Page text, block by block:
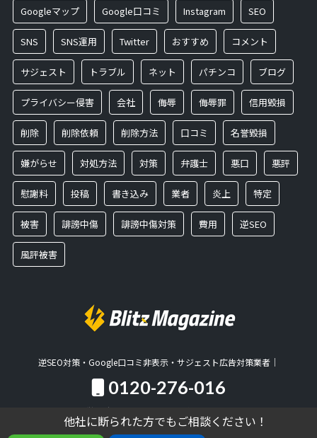
他社に断られた方でもご相談ください！
Googleマップ Google口コミ Instagram SEO
SNS SNS運用 Twitter おすすめ コメント
サジェスト トラブル ネット パチンコ ブログ
プライバシー侵害 会社 侮辱 侮辱罪 信用毀損
削除 削除依頼 削除方法 口コミ 名誉毀損
嫌がらせ 対処方法 対策 弁護士 悪口 悪評
慰謝料 投稿 書き込み 業者 炎上 特定
被害 誹謗中傷 誹謗中傷対策 費用 逆SEO
風評被害
逆SEO対策・Google口コミ非表示・サジェスト広告対策業者｜
0120-276-016
他社に断られた方でもご相談ください！
営業時間：10:00～18:00／土日祝日休
無料相談